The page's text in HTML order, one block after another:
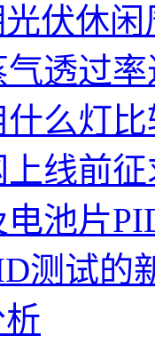
光伏休
透过
么灯
线前
池片
测试的